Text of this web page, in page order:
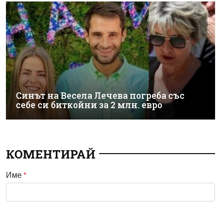
Синът на Весела Лечева погреба със
себе си биткойни за 2 млн. евро
КОМЕНТИРАЙ
Име *